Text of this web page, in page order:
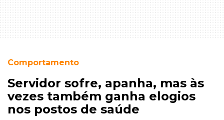
Comportamento
Servidor sofre, apanha, mas às
vezes também ganha elogios
nos postos de saúde